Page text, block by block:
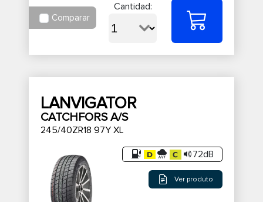
Comparar
Cantidad:
LANVIGATOR
CATCHFORS A/S
245/40ZR18 97Y XL
72dB
Ver produto